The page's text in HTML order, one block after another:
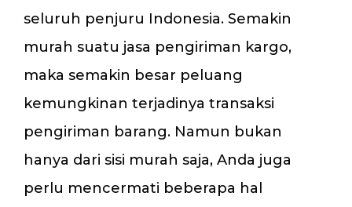
seluruh penjuru Indonesia. Semakin
murah suatu jasa pengiriman kargo,
maka semakin besar peluang
kemungkinan terjadinya transaksi
pengiriman barang. Namun bukan
hanya dari sisi murah saja, Anda juga
perlu mencermati beberapa hal